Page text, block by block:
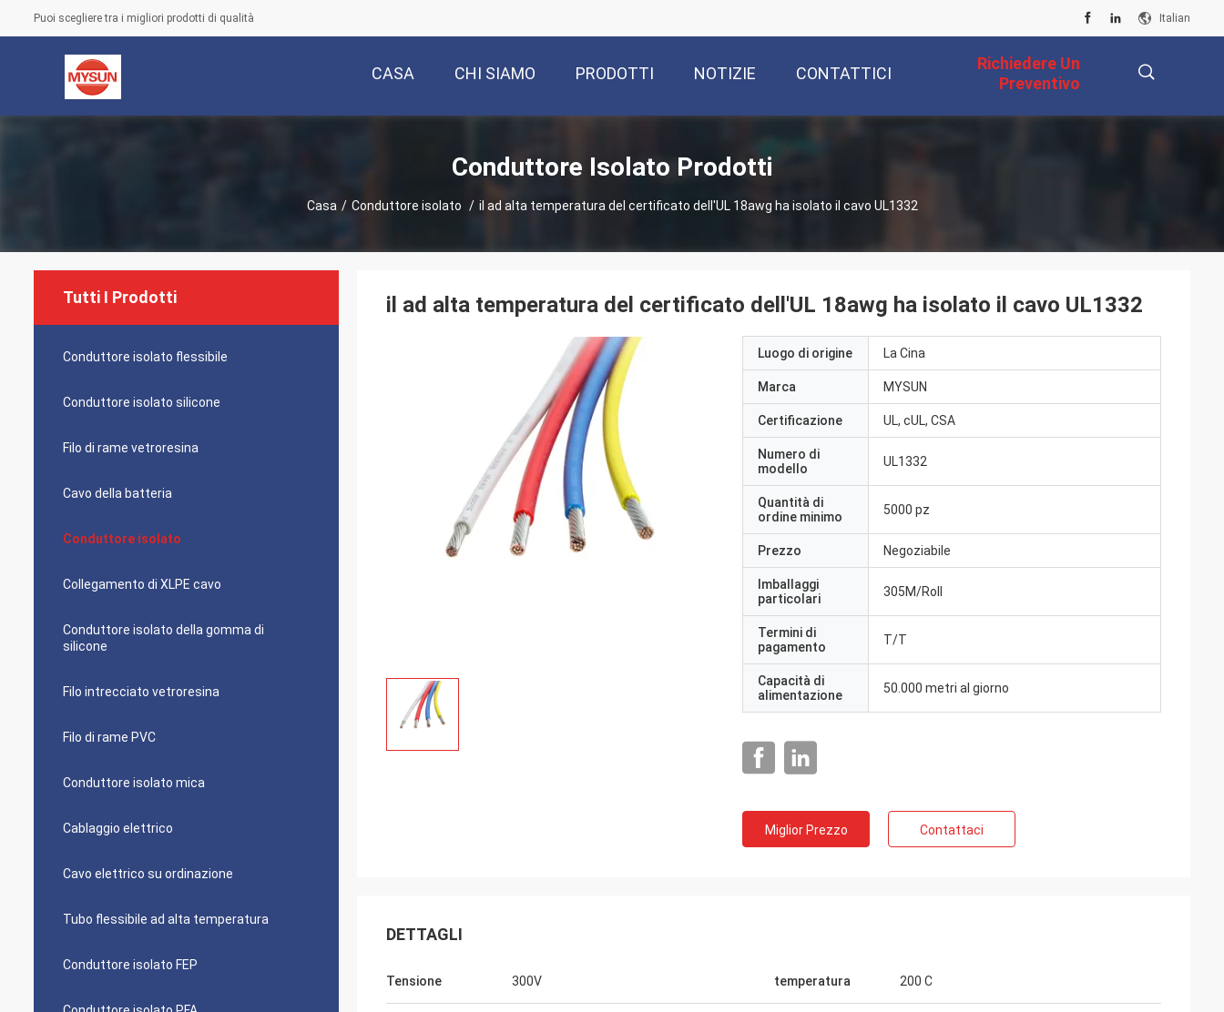
Puoi scegliere tra i migliori prodotti di qualità Italian
CASA CHI SIAMO PRODOTTI NOTIZIE CONTATTICI
Richiedere Un
Preventivo
Conduttore Isolato Prodotti
Casa / Conduttore isolato / il ad alta temperatura del certificato dell'UL 18awg ha isolato il cavo UL1332
Tutti I Prodotti
Conduttore isolato flessibile
Conduttore isolato silicone
Filo di rame vetroresina
Cavo della batteria
Conduttore isolato
Collegamento di XLPE cavo
Conduttore isolato della gomma di
silicone
Filo intrecciato vetroresina
Filo di rame PVC
Conduttore isolato mica
Cablaggio elettrico
Cavo elettrico su ordinazione
Tubo flessibile ad alta temperatura
Conduttore isolato FEP
il ad alta temperatura del certificato dell'UL 18awg ha isolato il cavo UL1332
Luogo di origine La Cina
Marca MYSUN
Certificazione UL, cUL, CSA
Numero di
modello
UL1332
Quantità di
ordine minimo
5000 pz
Prezzo Negoziabile
Imballaggi
particolari
305M/Roll
Termini di
pagamento
T/T
Capacità di
alimentazione
50.000 metri al giorno
Miglior Prezzo Contattaci
DETTAGLI
Tensione 300V temperatura 200 C